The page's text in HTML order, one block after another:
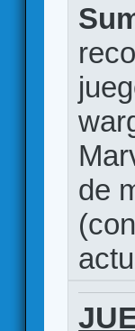
de